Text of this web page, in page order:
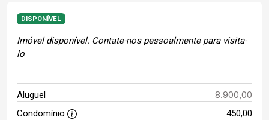
DISPONÍVEL
Imóvel disponível. Contate-nos pessoalmente para visita-
lo
Aluguel 8.900,00
Condomínio
450,00